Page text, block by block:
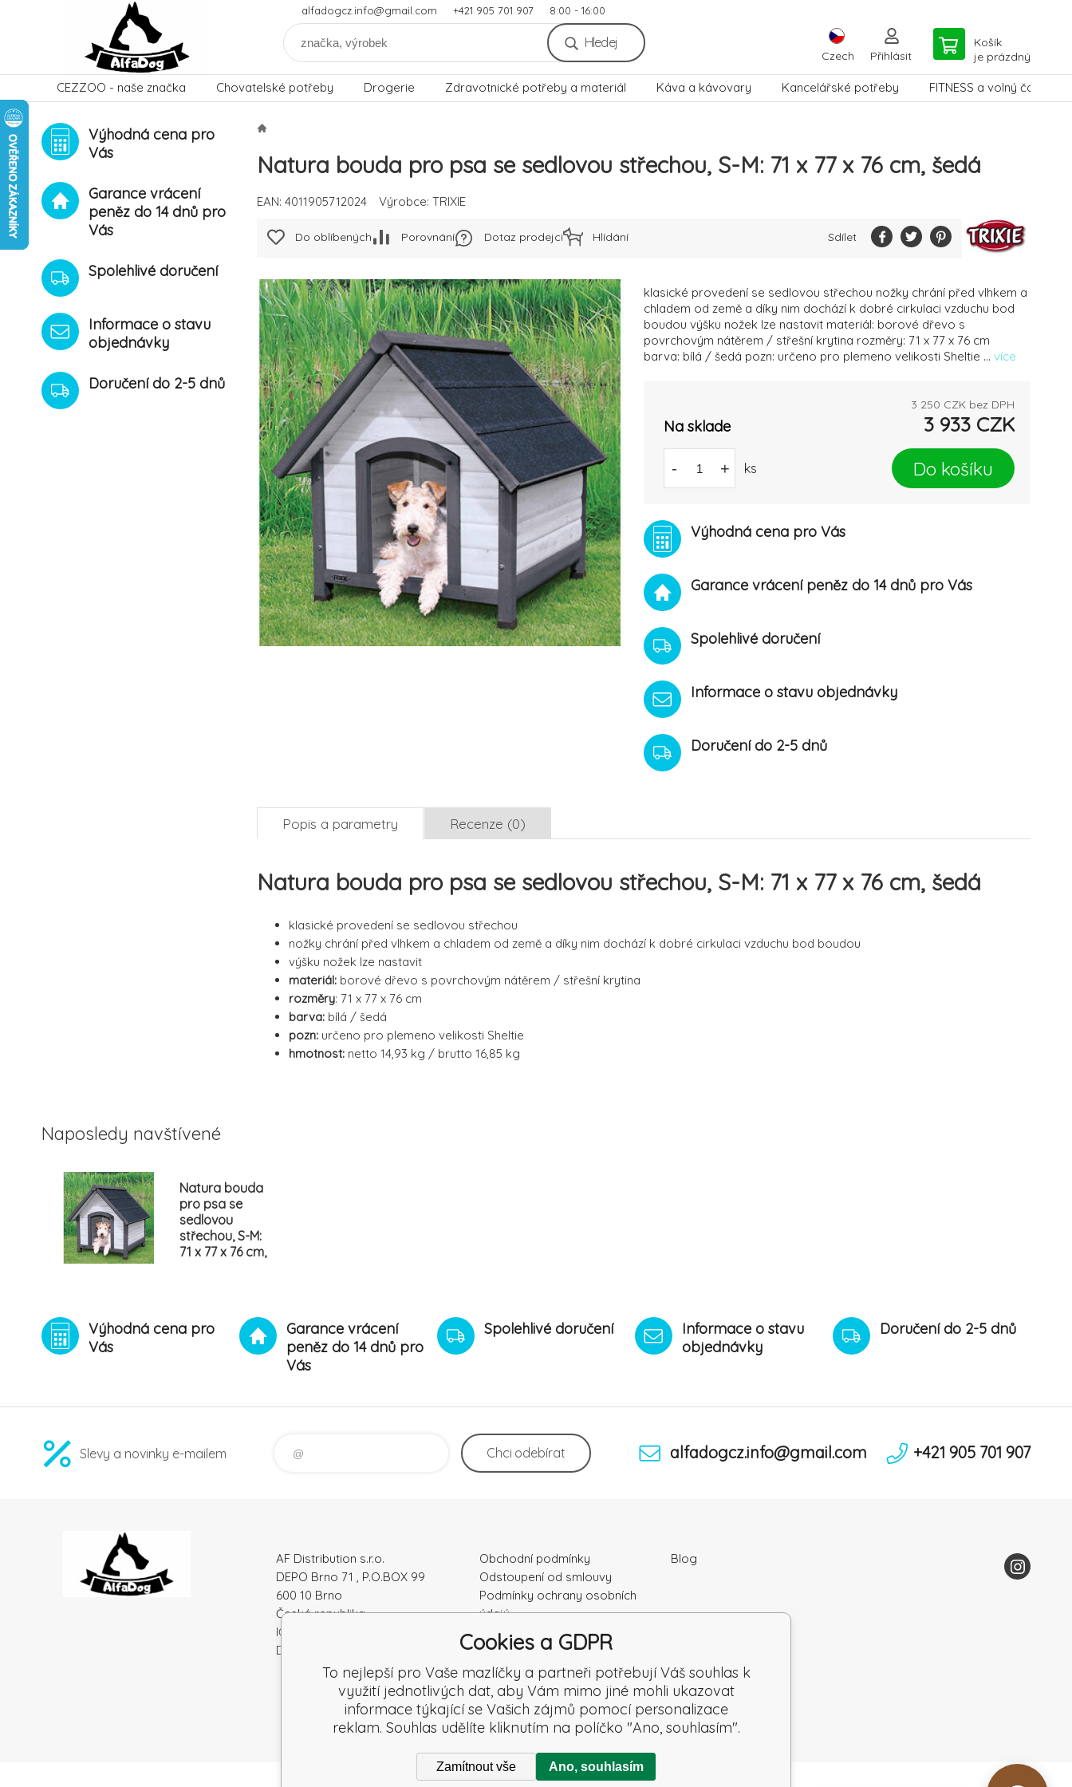
alfadogcz.info@gmail.com +421 905 701 907 8:00 - 16:00
Hledej
Czech Přihlásit
Košík
je prázdný
CEZZOO - naše značka Chovatelské potřeby Drogerie Zdravotnické potřeby a materiál Káva a kávovary Kancelářské potřeby FITNESS a volný čas
Výhodná cena pro
Vás
Garance vrácení
peněz do 14 dnů pro
Vás
Spolehlivé doručení
Informace o stavu
objednávky
Doručení do 2-5 dnů
Natura bouda pro psa se sedlovou střechou, S-M: 71 x 77 x 76 cm, šedá
klasické provedení se sedlovou střechou nožky chrání před vlhkem a
chladem od země a díky nim dochází k dobré cirkulaci vzduchu bod
boudou výšku nožek lze nastavit materiál: borové dřevo s
povrchovým nátěrem / střešní krytina rozměry: 71 x 77 x 76 cm
barva: bílá / šedá pozn: určeno pro plemeno velikosti Sheltie ... více
3 250 CZK bez DPH
Na sklade 3 933 CZK
- + ks Do košíku
Výhodná cena pro Vás
Garance vrácení peněz do 14 dnů pro Vás
Spolehlivé doručení
Informace o stavu objednávky
Doručení do 2-5 dnů
EAN: 4011905712024 Výrobce: TRIXIE
Do oblíbených Porovnání Dotaz prodejci Hlídání Sdílet
Popis a parametry Recenze (0)
Natura bouda pro psa se sedlovou střechou, S-M: 71 x 77 x 76 cm, šedá
klasické provedení se sedlovou střechou
nožky chrání před vlhkem a chladem od země a díky nim dochází k dobré cirkulaci vzduchu bod boudou
výšku nožek lze nastavit
materiál: borové dřevo s povrchovým nátěrem / střešní krytina
rozměry: 71 x 77 x 76 cm
barva: bílá / šedá
pozn: určeno pro plemeno velikosti Sheltie
hmotnost: netto 14,93 kg / brutto 16,85 kg
Naposledy navštívené
Natura bouda
pro psa se
sedlovou
střechou, S-M:
71 x 77 x 76 cm,
Výhodná cena pro
Vás
Garance vrácení
peněz do 14 dnů pro
Vás
Spolehlivé doručení
Informace o stavu
objednávky
Doručení do 2-5 dnů
Slevy a novinky e-mailem Chci odebírat alfadogcz.info@gmail.com +421 905 701 907
AF Distribution s.r.o.
DEPO Brno 71 , P.O.BOX 99
600 10 Brno
Česká republika
IČO: 52010180
DIČ: SK2120864328
Obchodní podmínky
Odstoupení od smlouvy
Podmínky ochrany osobních
údajú
Kontakty
Záruka a Reklamace
Reklamační formulář
Reklamace
Recenze
Blog
Cookies a GDPR
To nejlepší pro Vaše mazlíčky a partneři potřebují Váš souhlas k
využití jednotlivých dat, aby Vám mimo jiné mohli ukazovat
informace týkající se Vašich zájmů pomocí personalizace
reklam. Souhlas udělíte kliknutím na políčko "Ano, souhlasím".
Zamítnout vše Ano, souhlasím